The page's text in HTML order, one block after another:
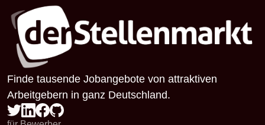
Finde tausende Jobangebote von attraktiven
Arbeitgebern in ganz Deutschland.